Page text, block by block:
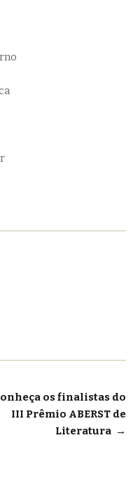
os finalistas do
III Prêmio ABERST de
Literatura →